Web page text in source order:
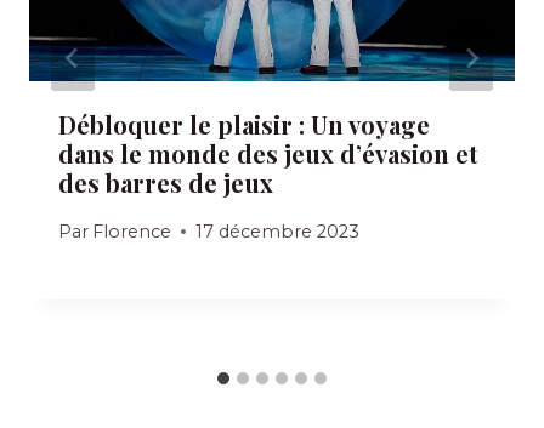
Débloquer le plaisir : Un voyage
dans le monde des jeux d’évasion et
des barres de jeux
Par Florence 17 décembre 2023